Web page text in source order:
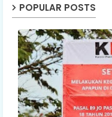
POPULAR POSTS